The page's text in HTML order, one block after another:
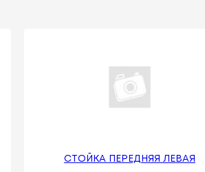
СТОЙКА ПЕРЕДНЯЯ ЛЕВАЯ